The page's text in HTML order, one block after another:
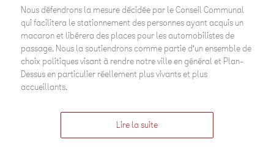
Nous défendrons la mesure décidée par le Conseil Communal
qui facilitera le stationnement des personnes ayant acquis un
macaron et libérera des places pour les automobilistes de
passage. Nous la soutiendrons comme partie d’un ensemble de
choix politiques visant à rendre notre ville en général et Plan-
Dessus en particulier réellement plus vivants et plus
accueillants.
Lire la suite